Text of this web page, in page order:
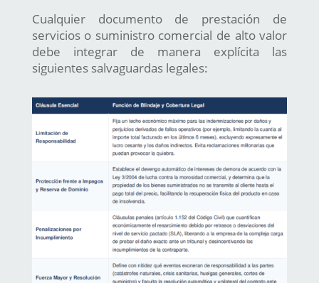
Cualquier documento de prestación de
servicios o suministro comercial de alto valor
debe integrar de manera explícita las
siguientes salvaguardas legales: